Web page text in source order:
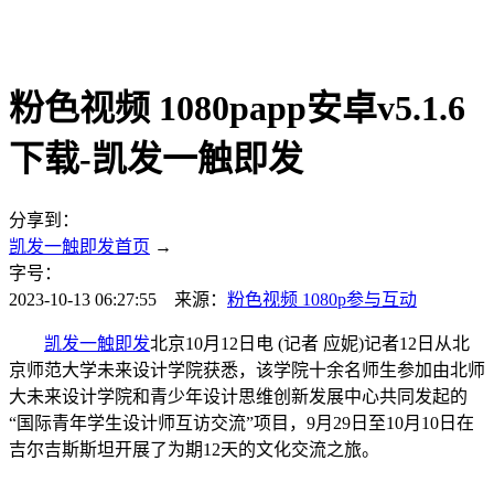
粉色视频 1080papp安卓v5.1.6
下载-凯发一触即发
分享到：
凯发一触即发首页 →
字号：
2023-10-13 06:27:55 来源： 粉色视频 1080p参与互动
凯发一触即发北京10月12日电 (记者 应妮)记者12日从北
京师范大学未来设计学院获悉，该学院十余名师生参加由北师
大未来设计学院和青少年设计思维创新发展中心共同发起的
“国际青年学生设计师互访交流”项目，9月29日至10月10日在
吉尔吉斯斯坦开展了为期12天的文化交流之旅。